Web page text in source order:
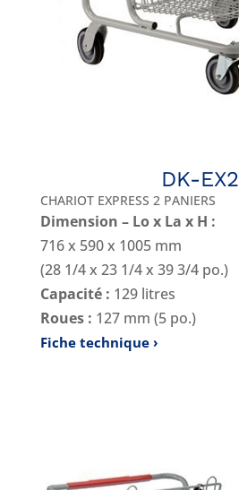
DK-EX2
CHARIOT EXPRESS 2 PANIERS
Dimension – Lo x La x H :
716 x 590 x 1005 mm
(28 1/4 x 23 1/4 x 39 3/4 po.)
Capacité : 129 litres
Roues : 127 mm (5 po.)
Fiche technique